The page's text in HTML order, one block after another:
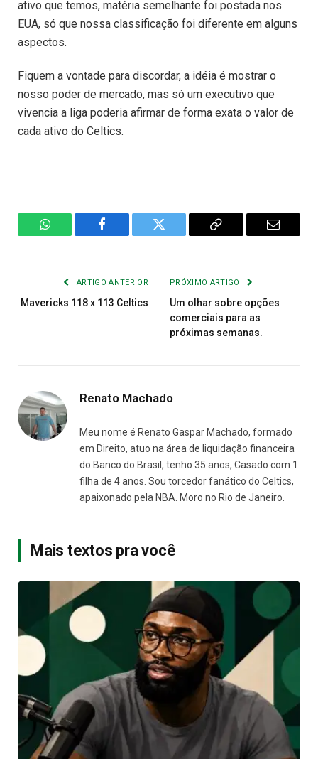
ativo que temos, matéria semelhante foi postada nos
EUA, só que nossa classificação foi diferente em alguns
aspectos.
Fiquem a vontade para discordar, a idéia é mostrar o
nosso poder de mercado, mas só um executivo que
vivencia a liga poderia afirmar de forma exata o valor de
cada ativo do Celtics.
WhatsAppFacebook Twitter
Copiar
E-
ARTIGO ANTERIOR
Mavericks 118 x 113 Celtics
PRÓXIMO ARTIGO
Um olhar sobre opções
comerciais para as
próximas semanas.
Renato Machado
Meu nome é Renato Gaspar Machado, formado
em Direito, atuo na área de liquidação financeira
do Banco do Brasil, tenho 35 anos, Casado com 1
filha de 4 anos. Sou torcedor fanático do Celtics,
apaixonado pela NBA. Moro no Rio de Janeiro.
Mais textos pra você